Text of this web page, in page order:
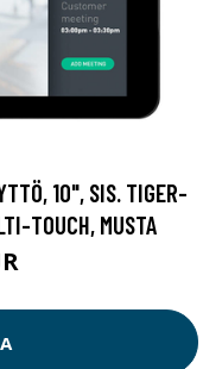
10", SIS. TIGER-
TOUCH, MUSTA